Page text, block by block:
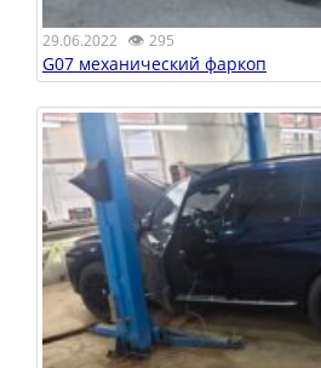
29.06.2022 👁 295
G07 механический фаркоп